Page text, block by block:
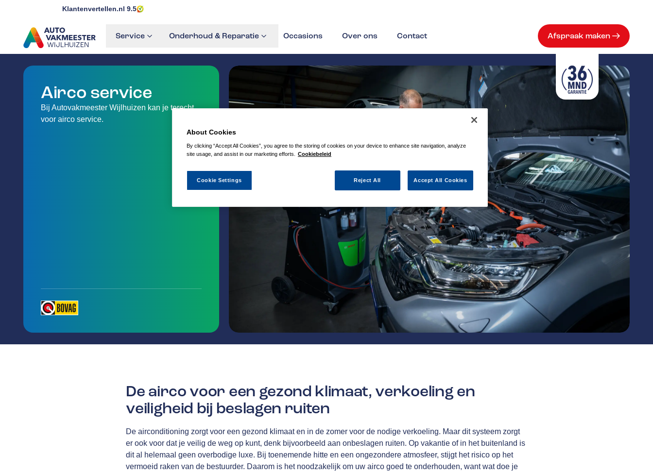
Klantenvertellen.nl 9.5
WIJLHUIZEN
GA NAAR DE HOMEPAGINA
Service Onderhoud & Reparatie Occasions Over ons Contact Afspraak maken
Airco service
Bij Autovakmeester Wijlhuizen kan je terecht
voor airco service.
De airco voor een gezond klimaat, verkoeling en
veiligheid bij beslagen ruiten
De airconditioning zorgt voor een gezond klimaat en in de zomer voor de nodige verkoeling. Maar dit systeem zorgt
er ook voor dat je veilig de weg op kunt, denk bijvoorbeeld aan onbeslagen ruiten. Op vakantie of in het buitenland is
dit al helemaal geen overbodige luxe. Bij toenemende hitte en een ongezondere atmosfeer, stijgt het risico op het
vermoeid raken van de bestuurder. Daarom is het noodzakelijk om uw airco goed te onderhouden, want wat doe je
About Cookies
By clicking “Accept All Cookies”, you agree to the storing of cookies on your device to enhance site navigation, analyze
site usage, and assist in our marketing efforts.
Cookiebeleid
Reject All Accept All Cookies
Cookie Settings